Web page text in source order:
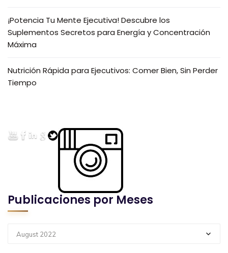
¡Potencia Tu Mente Ejecutiva! Descubre los
Suplementos Secretos para Energía y Concentración
Máxima
Nutrición Rápida para Ejecutivos: Comer Bien, Sin Perder
Tiempo
Publicaciones por Meses
August 2022